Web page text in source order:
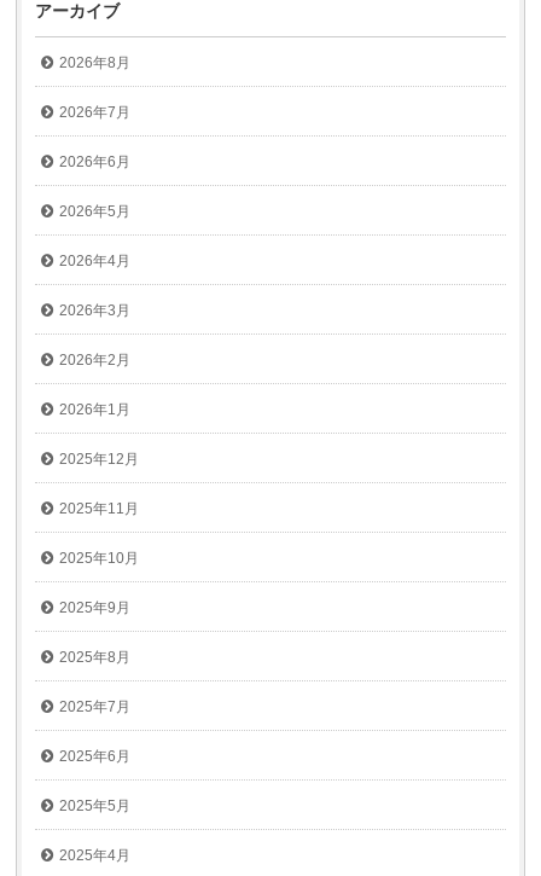
アーカイブ
2026年8月
2026年7月
2026年6月
2026年5月
2026年4月
2026年3月
2026年2月
2026年1月
2025年12月
2025年11月
2025年10月
2025年9月
2025年8月
2025年7月
2025年6月
2025年5月
2025年4月